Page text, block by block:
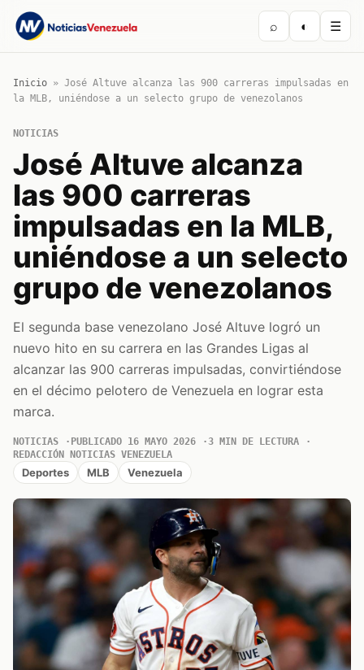
⌕ ◐ ☰
Inicio » José Altuve alcanza las 900 carreras impulsadas en
la MLB, uniéndose a un selecto grupo de venezolanos
NOTICIAS
José Altuve alcanza
las 900 carreras
impulsadas en la MLB,
uniéndose a un selecto
grupo de venezolanos
El segunda base venezolano José Altuve logró un
nuevo hito en su carrera en las Grandes Ligas al
alcanzar las 900 carreras impulsadas, convirtiéndose
en el décimo pelotero de Venezuela en lograr esta
marca.
NOTICIAS PUBLICADO 16 MAYO 2026
3 MIN DE LECTURA
REDACCIÓN NOTICIAS VENEZUELA
Deportes MLB Venezuela